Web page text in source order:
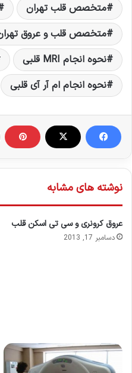
متخصص قلب تهران
متخصص قلب و عروق
نحوه انجام MRI قلبی
نحوه انجام ام آر آی قلبی
نوشته های مشابه
عروق کرونری و سی تی اسکن قلب
دسامبر 17, 2013